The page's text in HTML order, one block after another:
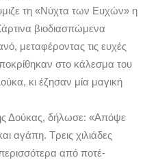
τη «Νύχτα των Ευχών» η
βιοδιασπώμενα
μεταφέροντας τις ευχές
στο κάλεσμα του
κι έζησαν μία μαγική
Δούκας, δήλωσε: «Απόψε
αγάπη. Τρεις χιλιάδες
από ποτέ-